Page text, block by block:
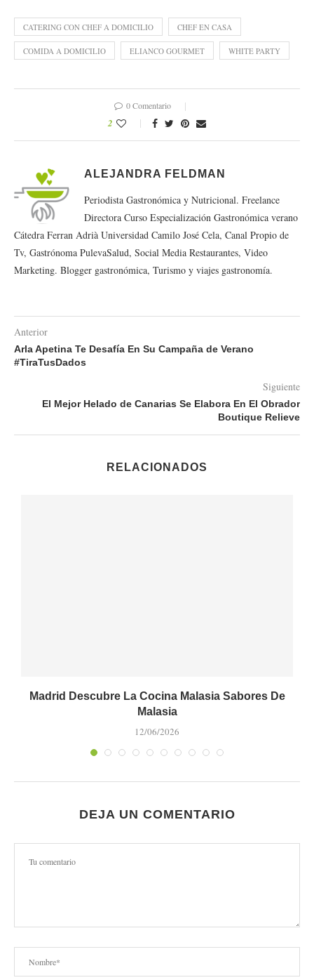
CATERING CON CHEF A DOMICILIO CHEF EN CASA
COMIDA A DOMICILIO ELIANCO GOURMET WHITE PARTY
0 Comentario
2
ALEJANDRA FELDMAN
Periodista Gastronómica y Nutricional. Freelance
Directora Curso Especialización Gastronómica verano
Cátedra Ferran Adrià Universidad Camilo José Cela, Canal Propio de
Tv, Gastrónoma PulevaSalud, Social Media Restaurantes, Video
Marketing. Blogger gastronómica, Turismo y viajes gastronomía.
Anterior
Arla Apetina Te Desafía En Su Campaña de Verano
#TiraTusDados
Siguiente
El Mejor Helado de Canarias Se Elabora En El Obrador
Boutique Relieve
RELACIONADOS
Madrid Descubre La Cocina Malasia Sabores De
Malasia
12/06/2026
DEJA UN COMENTARIO